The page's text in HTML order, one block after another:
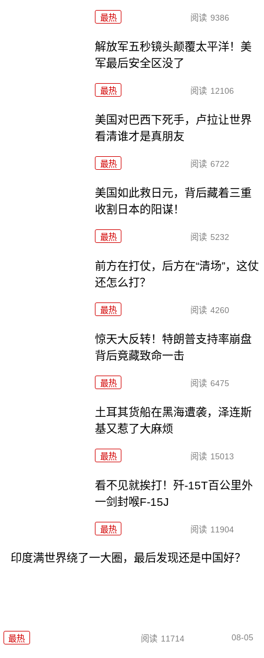
最热 阅读 9386
解放军五秒镜头颠覆太平洋！美
军最后安全区没了
最热 阅读 12106
美国对巴西下死手，卢拉让世界
看清谁才是真朋友
最热 阅读 6722
美国如此救日元，背后藏着三重
收割日本的阳谋！
最热 阅读 5232
前方在打仗，后方在“清场”，这仗
还怎么打？
最热 阅读 4260
惊天大反转！特朗普支持率崩盘
背后竟藏致命一击
最热 阅读 6475
土耳其货船在黑海遭袭，泽连斯
基又惹了大麻烦
最热 阅读 15013
看不见就挨打！歼-15T百公里外
一剑封喉F-15J
最热 阅读 11904
印度满世界绕了一大圈，最后发现还是中国好？
最热 阅读 11714 08-05